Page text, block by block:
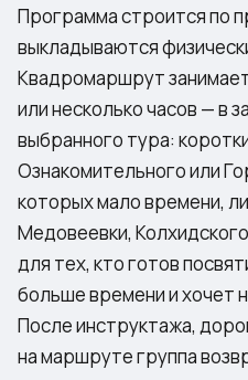
Программа строится по
выкладываются
Квадромаршрут
или несколько часов — в
выбранного тура:
Ознакомительного или
которых мало времени,
Медовеевки,
для тех, кто готов
больше времени и хочет
После инструктажа,
на маршруте группа